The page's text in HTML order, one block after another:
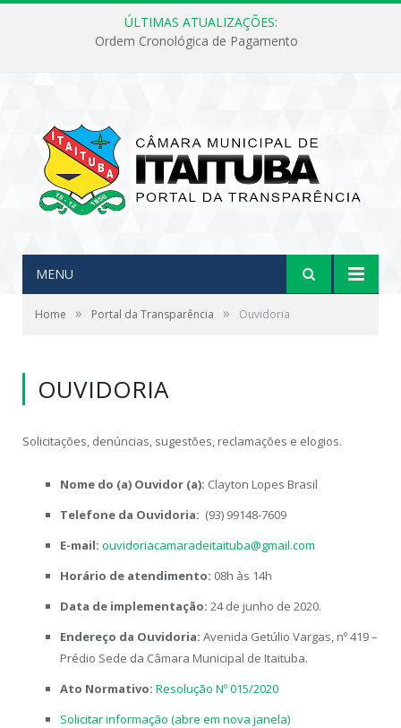
ÚLTIMAS ATUALIZAÇÕES:
Ordem Cronológica de Pagamento
MENU
Home » Portal da Transparência » Ouvidoria
OUVIDORIA
Solicitações, denúncias, sugestões, reclamações e elogios.
Nome do (a) Ouvidor (a): Clayton Lopes Brasil
Telefone da Ouvidoria: (93) 99148-7609
E-mail: ouvidoriacamaradeitaituba@gmail.com
Horário de atendimento: 08h às 14h
Data de implementação: 24 de junho de 2020.
Endereço da Ouvidoria: Avenida Getúlio Vargas, nº 419 –
Prédio Sede da Câmara Municipal de Itaituba.
Ato Normativo: Resolução Nº 015/2020
Solicitar informação (abre em nova janela)